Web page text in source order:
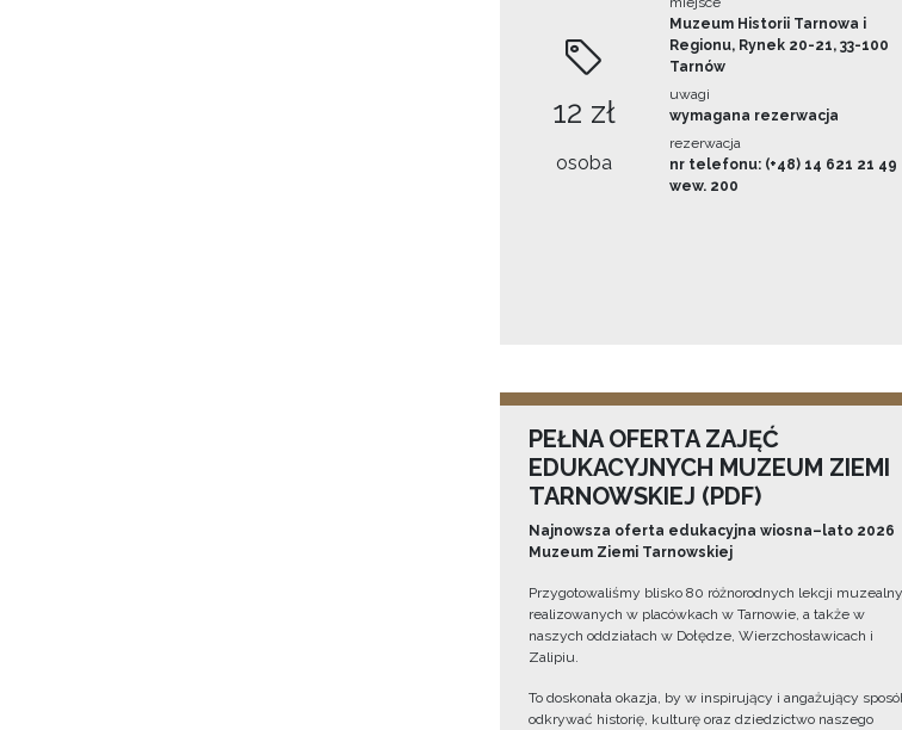
12 zł
osoba
Muzeum Historii Tarnowa i
Regionu, Rynek 20-21, 33-100
Tarnów
uwagi
wymagana rezerwacja
rezerwacja
nr telefonu: (+48) 14 621 21 49
wew. 200
PEŁNA OFERTA ZAJĘĆ
EDUKACYJNYCH MUZEUM ZIEMI
TARNOWSKIEJ (PDF)
Najnowsza oferta edukacyjna wiosna–lato 2026
Muzeum Ziemi Tarnowskiej
Przygotowaliśmy blisko 80 różnorodnych lekcji
realizowanych w placówkach w Tarnowie, a także w
naszych oddziałach w Dołędze, Wierzchosławicach i
Zalipiu.
To doskonała okazja, by w inspirujący i angażujący
odkrywać historię, kulturę oraz dziedzictwo naszego